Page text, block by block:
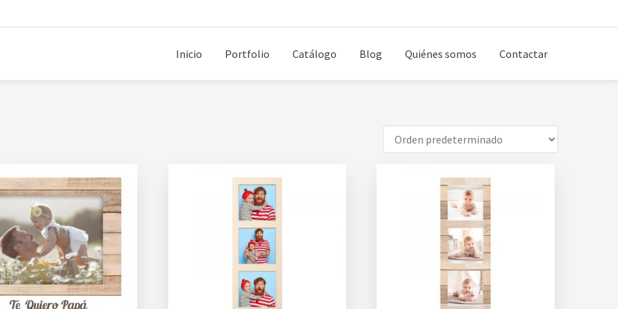
Inicio Portfolio Catálogo Blog Quiénes somos Contactar